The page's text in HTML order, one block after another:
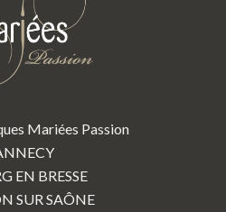
Mariées Passion
EN BRESSE
SUR SAÔNE